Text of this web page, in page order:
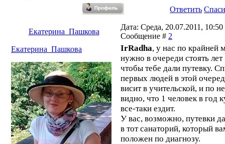
Ответить
Екатерина_Пашкова
Дата: Среда, 20.07.2011, 10:50
Сообщение # 2
Екатерина_Пашкова
IrRadha, у нас по крайней
нужно в очереди стоять лет
чтобы тебе дали путевку.
первых людей в этой
висит в учительской, и по
видно, что 1 человек в год
все-таки ездит.
У вас, возможно, путевки
в тот санаторий, который
положен по диагнозу.